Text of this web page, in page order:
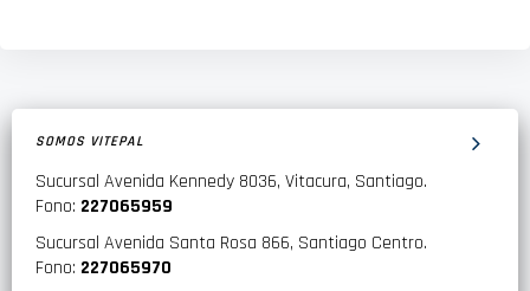
seguro para el instalador y no dañará o manchará el vidrio.
SOMOS VITEPAL
Sucursal Avenida Kennedy 8036, Vitacura, Santiago.
Fono: 227065959
Sucursal Avenida Santa Rosa 866, Santiago Centro.
Fono: 227065970